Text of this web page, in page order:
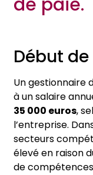
Début
Un gestionnaire
à un salaire
35 000 euros,
l’entreprise.
secteurs
élevé en raison
de